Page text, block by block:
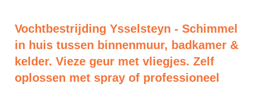
Vochtbestrijding Ysselsteyn - Schimmel
in huis tussen binnenmuur, badkamer &
kelder. Vieze geur met vliegjes. Zelf
oplossen met spray of professioneel